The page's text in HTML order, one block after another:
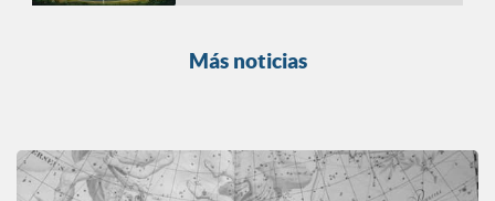
Más noticias